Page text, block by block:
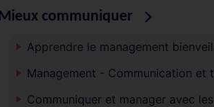
Mieux communiquer
Apprendre le management
Management - Communication et
Communiquer et manager avec